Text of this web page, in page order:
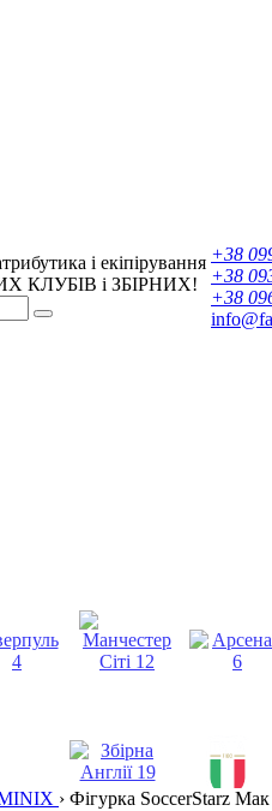
і екіпірування
КЛУБІВ і ЗБІРНИХ!
+38
+38
+38
MINIX › Фігурка SoccerStarz